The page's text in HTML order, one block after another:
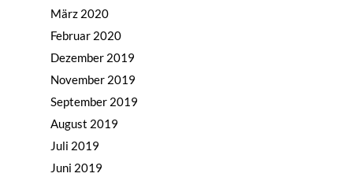
März 2020
Februar 2020
Dezember 2019
November 2019
September 2019
August 2019
Juli 2019
Juni 2019